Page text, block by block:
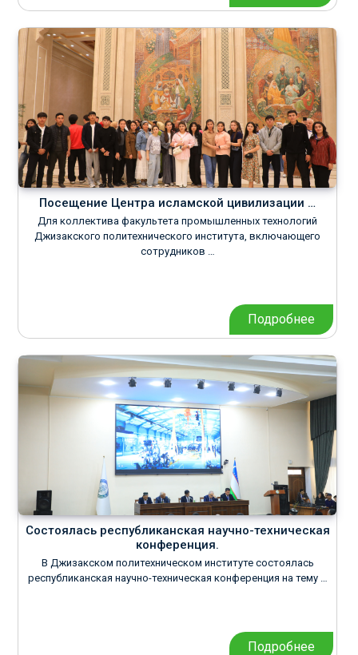
Посещение Центра исламской цивилизации …
Для коллектива факультета промышленных технологий
Джизакского политехнического института, включающего
сотрудников …
Подробнее
Состоялась республиканская научно-техническая
конференция.
В Джизакском политехническом институте состоялась
республиканская научно-техническая конференция на тему …
Подробнее